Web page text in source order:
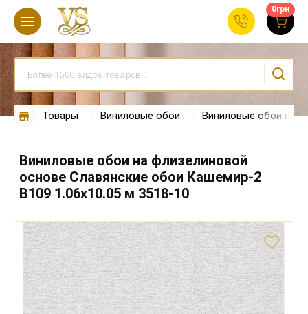
0грн
Товары Виниловые обои Виниловые обои на
Виниловые обои на флизелиновой
основе Славянские обои Кашемир-2
В109 1.06х10.05 м 3518-10